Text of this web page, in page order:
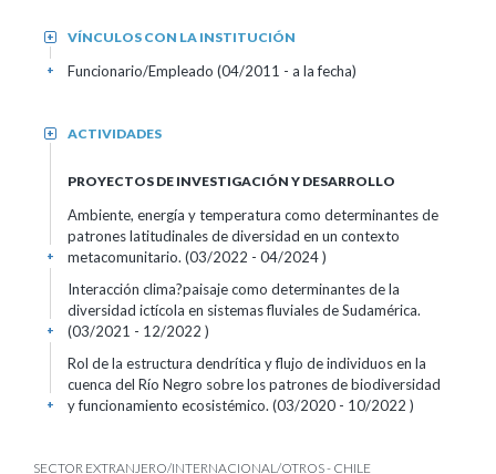
VÍNCULOS CON LA INSTITUCIÓN
+
Funcionario/Empleado (04/2011 - a la fecha)
+
ACTIVIDADES
+
PROYECTOS DE INVESTIGACIÓN Y DESARROLLO
Ambiente, energía y temperatura como determinantes de
patrones latitudinales de diversidad en un contexto
metacomunitario. (03/2022 - 04/2024 )
+
Interacción clima?paisaje como determinantes de la
diversidad ictícola en sistemas fluviales de Sudamérica.
(03/2021 - 12/2022 )
+
Rol de la estructura dendrítica y flujo de individuos en la
cuenca del Río Negro sobre los patrones de biodiversidad
y funcionamiento ecosistémico. (03/2020 - 10/2022 )
+
SECTOR EXTRANJERO/INTERNACIONAL/OTROS - CHILE